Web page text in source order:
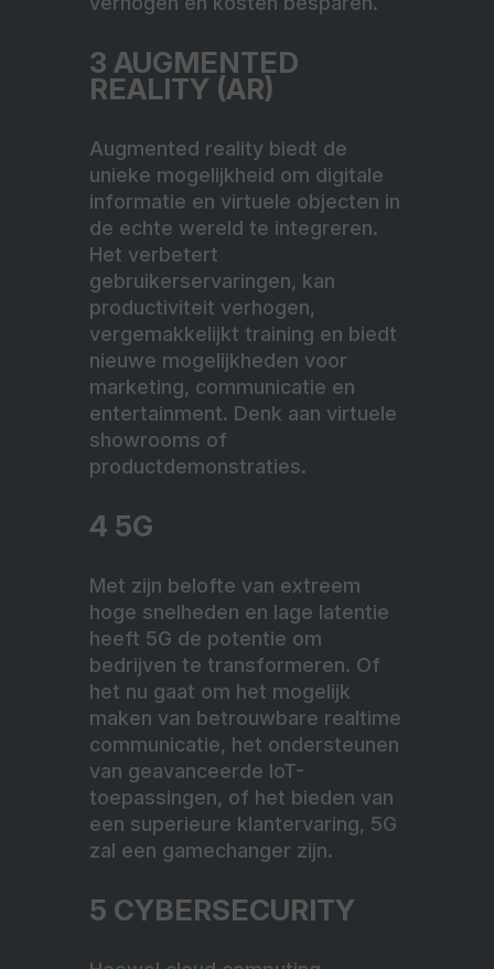
3 AUGMENTED
REALITY (AR)
Augmented reality biedt de
unieke mogelijkheid om digitale
informatie en virtuele objecten in
de echte wereld te integreren.
Het verbetert
gebruikerservaringen, kan
productiviteit verhogen,
vergemakkelijkt training en biedt
nieuwe mogelijkheden voor
marketing, communicatie en
entertainment. Denk aan virtuele
showrooms of
productdemonstraties.
4 5G
Met zijn belofte van extreem
hoge snelheden en lage latentie
heeft 5G de potentie om
bedrijven te transformeren. Of
het nu gaat om het mogelijk
maken van betrouwbare realtime
communicatie, het ondersteunen
van geavanceerde IoT-
toepassingen, of het bieden van
een superieure klantervaring, 5G
zal een gamechanger zijn.
5 CYBERSECURITY